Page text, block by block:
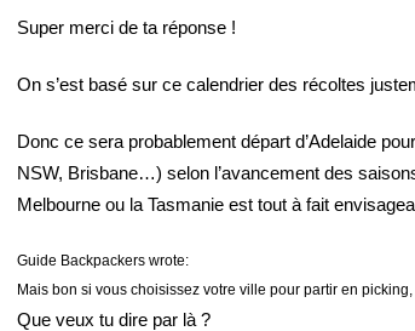
Super merci de ta réponse !
On s’est basé sur ce calendrier des récoltes
Donc ce sera probablement départ d’Adelaide
NSW, Brisbane…) selon l’avancement des
Melbourne ou la Tasmanie est tout à fait
Guide Backpackers wrote:
Mais bon si vous choisissez votre ville pour partir en
Que veux tu dire par là ?